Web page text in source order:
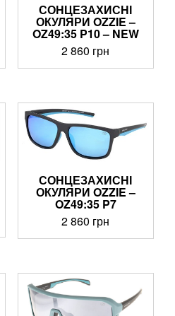
СОНЦЕЗАХИСНІ
ОКУЛЯРИ OZZIE –
OZ49:35 P10 – NEW
2 860 грн
СОНЦЕЗАХИСНІ
ОКУЛЯРИ OZZIE –
OZ49:35 P7
2 860 грн